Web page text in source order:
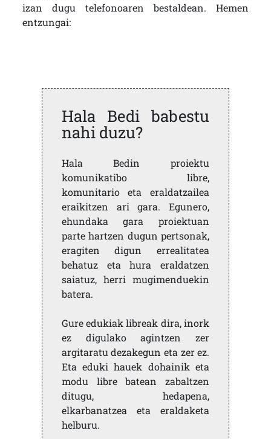
izan dugu telefonoaren bestaldean. Hemen
entzungai:
Hala Bedi babestu
nahi duzu?
Hala Bedin proiektu
komunikatibo libre,
komunitario eta eraldatzailea
eraikitzen ari gara. Egunero,
ehundaka gara proiektuan
parte hartzen dugun pertsonak,
eragiten digun errealitatea
behatuz eta hura eraldatzen
saiatuz, herri mugimenduekin
batera.
Gure edukiak libreak dira, inork
ez digulako agintzen zer
argitaratu dezakegun eta zer ez.
Eta eduki hauek dohainik eta
modu libre batean zabaltzen
ditugu, hedapena,
elkarbanatzea eta eraldaketa
helburu.